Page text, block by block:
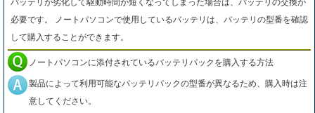
バッテリが劣化して駆動時間が短くなってしまった場合は、バッテリの交換が
必要です。 ノートパソコンで使用しているバッテリは、バッテリの型番を確認
して購入することができます。
ノートパソコンに添付されているバッテリパックを購入する方法
製品によって利用可能なバッテリパックの型番が異なるため、購入時は注
意してください。